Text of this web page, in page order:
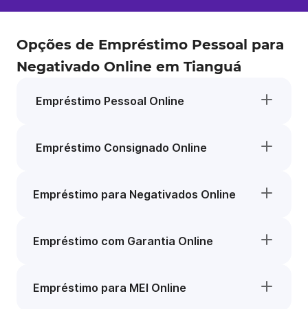
Opções de Empréstimo Pessoal para
Negativado Online em Tianguá
Empréstimo Pessoal Online
Empréstimo Consignado Online
Empréstimo para Negativados Online
Empréstimo com Garantia Online
Empréstimo para MEI Online